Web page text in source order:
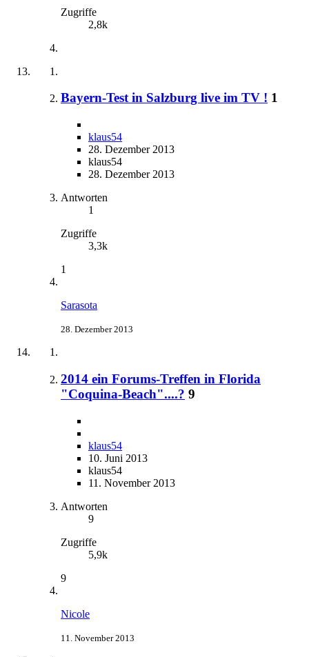
Zugriffe
2,8k
Bayern-Test in Salzburg live im TV ! 1
klaus54
28. Dezember 2013
klaus54
28. Dezember 2013
Antworten
1
Zugriffe
3,3k
1
Sarasota
28. Dezember 2013
2014 ein Forums-Treffen in Florida
"Coquina-Beach"....? 9
klaus54
10. Juni 2013
klaus54
11. November 2013
Antworten
9
Zugriffe
5,9k
9
Nicole
11. November 2013